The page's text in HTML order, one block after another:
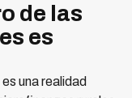
de las
es
una realidad